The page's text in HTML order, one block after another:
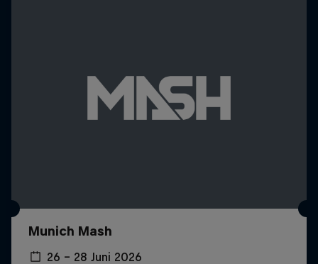
Munich Mash
26 – 28 Juni 2026